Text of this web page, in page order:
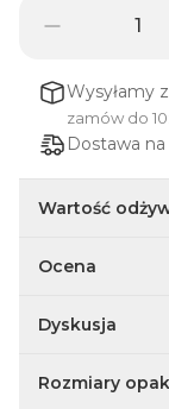
Wysyłamy
zamów do
Dostawa
Wartość
Ocena
Dyskusja
Rozmiary